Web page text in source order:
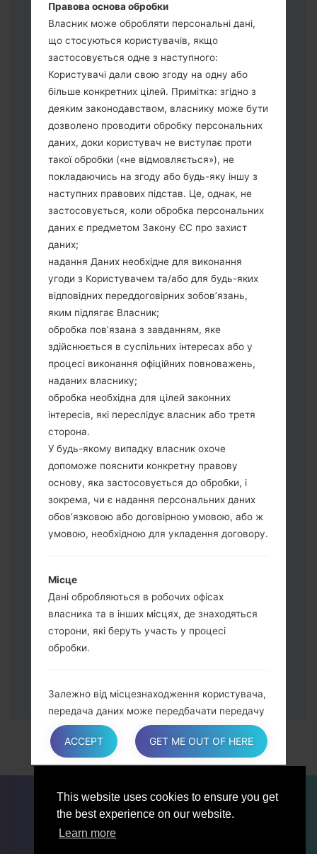
This website uses cookies to ensure you get
the best experience on our website.
Learn more
Далі завантажте та розпакуйте файл
прошивки.
Вам потрібно 1 (Вибрати 1 файл
прошивки тут) або 5 (Вибрати 5 файл
прошивки тут) файлів для прошивки:
AP: "System & Recovery"
CP: "Modem & Radio"
CSC_***: "Country & Region & Operator"
HOME_CSC_***: "Country & Region &
Operator"
Додайте усі файли у програму Odin 3.
Якщо ви хочете прошити телефон та
скинути до заводських налаштувань
оберіть CSC_***, у іншому випадку
виберіть HOME_CSC_*** для
збереження Ваших даних.
Тепер вимкніть пристрій і увійдіть у
"Download" режим. Усі методи як це
зробити:
Натисніть та утримуйти клавіші:
живлення, збільшення гучності та Bixbi.
Натисніть та утримуйте клавіші:
зменшення та збільшення гучності.
Підключивши телефон до ПК
використовуючи USB кабель.
Натисніть та утримуйти клавіші:
живлення, збільшення гучності та
додому.
Підключіть USB кабель та натисніть
клавіші: зменшення звуку та Bixbi.
Натисніть та утримуйти клавіші:
живлення та збільшення гучності.
програма Odin повина виявити Ваш
девайс та "COM port number" з'явиться
на екрані.
Вказуйте лише "F.Reset" час та "Auto-
Reboot".
В кінці натисніть кнопку "Start". Ваш
відєднається від ПК.
ПРИВАТНІСТЬ
Правова основа обробки
Власник може обробляти персональні дані,
що стосуються користувачів, якщо
застосовується одне з наступного:
Користувачі дали свою згоду на одну або
більше конкретних цілей. Примітка: згідно з
деяким законодавством, власнику може бути
дозволено проводити обробку персональних
даних, доки користувач не виступає проти
такої обробки («не відмовляється»), не
покладаючись на згоду або будь-яку іншу з
наступних правових підстав. Це, однак, не
застосовується, коли обробка персональних
даних є предметом Закону ЄС про захист
даних;
надання Даних необхідне для виконання
угоди з Користувачем та/або для будь-яких
відповідних переддоговірних зобов’язань,
яким підлягає Власник;
обробка пов’язана з завданням, яке
здійснюється в суспільних інтересах або у
процесі виконання офіційних повноважень,
наданих власнику;
обробка необхідна для цілей законних
інтересів, які переслідує власник або третя
сторона.
У будь-якому випадку власник охоче
допоможе пояснити конкретну правову
основу, яка застосовується до обробки, і
зокрема, чи є надання персональних даних
обов’язковою або договірною умовою, або ж
умовою, необхідною для укладення договору.
Місце
Дані обробляються в робочих офісах
власника та в інших місцях, де знаходяться
сторони, які беруть участь у процесі
обробки.
Залежно від місцезнаходження користувача,
передача даних може передбачати передачу
даних користувача в країну, відмінну від його
власної. Щоб дізнатися більше про місце
відомості про обробку персональних даних.
Користувачі також мають право дізнатися
ACCEPT GET ME OUT OF HERE